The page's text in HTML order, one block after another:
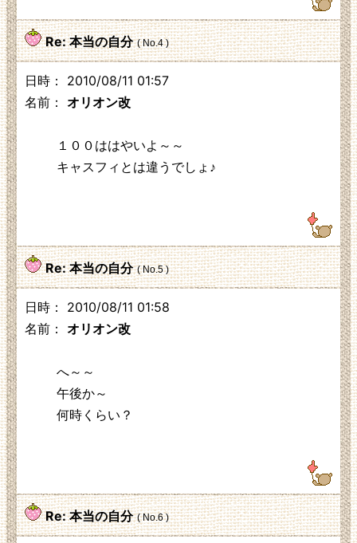
Re: 本当の自分 ( No.4 )
日時： 2010/08/11 01:57
名前： オリオン改
１００ははやいよ～～
キャスフィとは違うでしょ♪
Re: 本当の自分 ( No.5 )
日時： 2010/08/11 01:58
名前： オリオン改
へ～～
午後か～
何時くらい？
Re: 本当の自分 ( No.6 )